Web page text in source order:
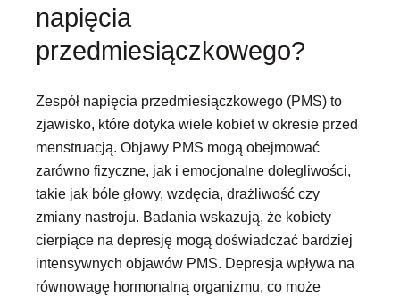
napięcia
przedmiesiączkowego?
Zespół napięcia przedmiesiączkowego (PMS) to
zjawisko, które dotyka wiele kobiet w okresie przed
menstruacją. Objawy PMS mogą obejmować
zarówno fizyczne, jak i emocjonalne dolegliwości,
takie jak bóle głowy, wzdęcia, drażliwość czy
zmiany nastroju. Badania wskazują, że kobiety
cierpiące na depresję mogą doświadczać bardziej
intensywnych objawów PMS. Depresja wpływa na
równowagę hormonalną organizmu, co może